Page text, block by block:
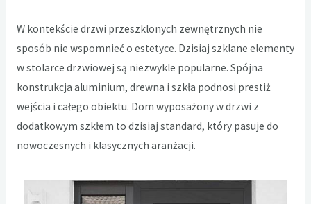
W kontekście drzwi przeszklonych zewnętrznych nie
sposób nie wspomnieć o estetyce. Dzisiaj szklane elementy
w stolarce drzwiowej są niezwykle popularne. Spójna
konstrukcja aluminium, drewna i szkła podnosi prestiż
wejścia i całego obiektu. Dom wyposażony w drzwi z
dodatkowym szkłem to dzisiaj standard, który pasuje do
nowoczesnych i klasycznych aranżacji.